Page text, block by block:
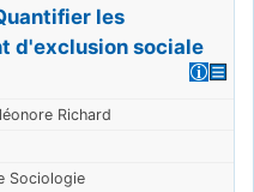
les
d'exclusion sociale
Richard
Sociologie